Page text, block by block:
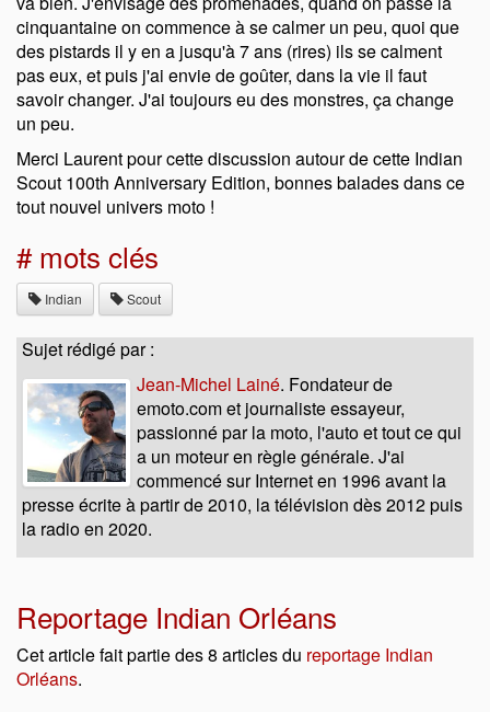
cinquantaine on commence à se calmer un peu, quoi que
des pistards il y en a jusqu'à 7 ans (rires) ils se calment
pas eux, et puis j'ai envie de goûter, dans la vie il faut
savoir changer. J'ai toujours eu des monstres, ça change
un peu.
Merci Laurent pour cette discussion autour de cette Indian
Scout 100th Anniversary Edition, bonnes balades dans ce
tout nouvel univers moto !
# mots clés
Indian Scout
Sujet rédigé par :
Jean-Michel Lainé. Fondateur de
emoto.com et journaliste essayeur,
passionné par la moto, l'auto et tout ce qui
a un moteur en règle générale. J'ai
commencé sur Internet en 1996 avant la
presse écrite à partir de 2010, la télévision dès 2012 puis
la radio en 2020.
Reportage Indian Orléans
Cet article fait partie des 8 articles du reportage Indian
Orléans.